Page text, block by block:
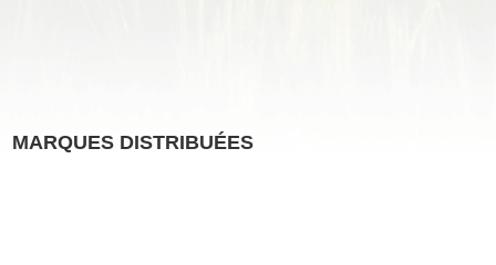
MARQUES DISTRIBUÉES